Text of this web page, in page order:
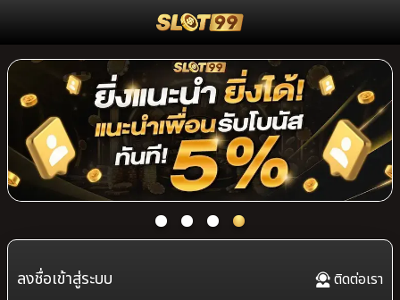
ลงชื่อเข้าสู่ระบบ ติดต่อเรา